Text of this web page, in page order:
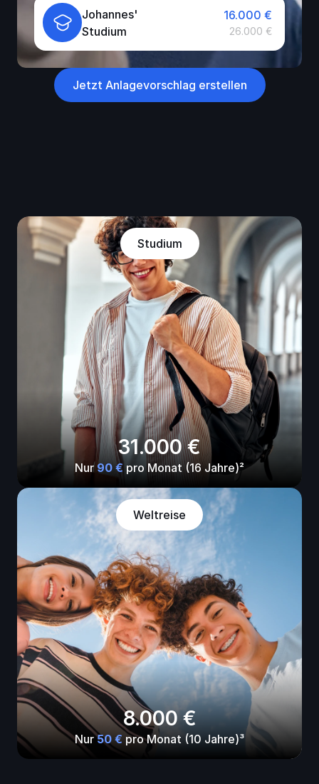
Johannes'
Studium
16.000 €
26.000 €
Jetzt Anlagevorschlag erstellen
Studium
31.000 €
Nur 90 € pro Monat (16 Jahre)²
Weltreise
8.000 €
Nur 50 € pro Monat (10 Jahre)³